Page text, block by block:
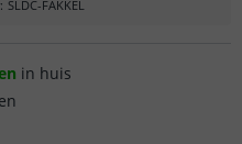
: SLDC-FAKKEL
in huis